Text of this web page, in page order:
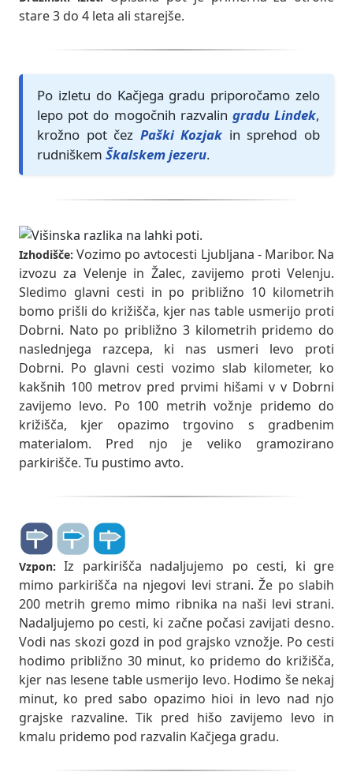
stare 3 do 4 leta ali starejše.
Po izletu do Kačjega gradu priporočamo zelo
lepo pot do mogočnih razvalin gradu Lindek,
krožno pot čez Paški Kozjak in sprehod ob
rudniškem Škalskem jezeru.
Izhodišče: Vozimo po avtocesti Ljubljana - Maribor. Na
izvozu za Velenje in Žalec, zavijemo proti Velenju.
Sledimo glavni cesti in po približno 10 kilometrih
bomo prišli do križišča, kjer nas table usmerijo proti
Dobrni. Nato po približno 3 kilometrih pridemo do
naslednjega razcepa, ki nas usmeri levo proti
Dobrni. Po glavni cesti vozimo slab kilometer, ko
kakšnih 100 metrov pred prvimi hišami v v Dobrni
zavijemo levo. Po 100 metrih vožnje pridemo do
križišča, kjer opazimo trgovino s gradbenim
materialom. Pred njo je veliko gramozirano
parkirišče. Tu pustimo avto.
Vzpon: Iz parkirišča nadaljujemo po cesti, ki gre
mimo parkirišča na njegovi levi strani. Že po slabih
200 metrih gremo mimo ribnika na naši levi strani.
Nadaljujemo po cesti, ki začne počasi zavijati desno.
Vodi nas skozi gozd in pod grajsko vznožje. Po cesti
hodimo približno 30 minut, ko pridemo do križišča,
kjer nas lesene table usmerijo levo. Hodimo še nekaj
minut, ko pred sabo opazimo hioi in levo nad njo
grajske razvaline. Tik pred hišo zavijemo levo in
kmalu pridemo pod razvalin Kačjega gradu.